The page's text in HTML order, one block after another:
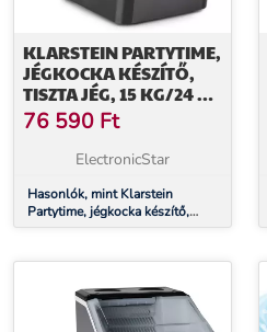
KLARSTEIN PARTYTIME,
JÉGKOCKA KÉSZÍTŐ,
TISZTA JÉG, 15 KG/24 H,
ROZSDAMENTES ACÉL
76 590 Ft
ElectronicStar
Hasonlók, mint Klarstein
Partytime, jégkocka készítő,
tiszta jég, 15 kg/24 h,